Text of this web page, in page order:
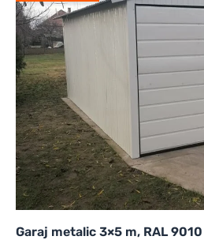
Garaj metalic 3×5 m, RAL 9010